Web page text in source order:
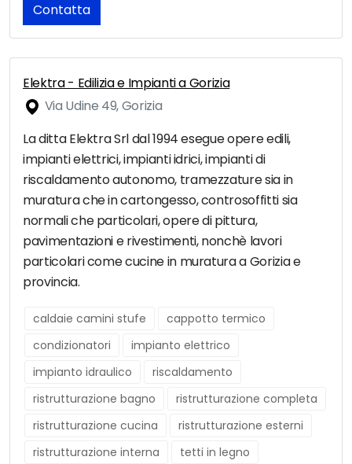
Contatta
Elektra - Edilizia e Impianti a Gorizia
Via Udine 49, Gorizia
La ditta Elektra Srl dal 1994 esegue opere edili,
impianti elettrici, impianti idrici, impianti di
riscaldamento autonomo, tramezzature sia in
muratura che in cartongesso, controsoffitti sia
normali che particolari, opere di pittura,
pavimentazioni e rivestimenti, nonchè lavori
particolari come cucine in muratura a Gorizia e
provincia.
caldaie camini stufe
cappotto termico
condizionatori
impianto elettrico
impianto idraulico
riscaldamento
ristrutturazione bagno
ristrutturazione completa
ristrutturazione cucina
ristrutturazione esterni
ristrutturazione interna
tetti in legno